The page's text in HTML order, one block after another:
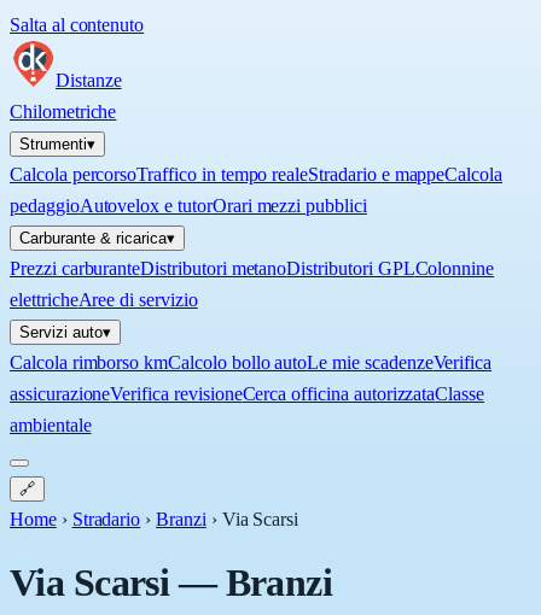
Salta al contenuto
Distanze
Chilometriche
Strumenti▾
Calcola percorsoTraffico in tempo realeStradario e mappeCalcola
pedaggioAutovelox e tutorOrari mezzi pubblici
Carburante & ricarica▾
Prezzi carburanteDistributori metanoDistributori GPLColonnine
elettricheAree di servizio
Servizi auto▾
Calcola rimborso kmCalcolo bollo autoLe mie scadenzeVerifica
assicurazioneVerifica revisioneCerca officina autorizzataClasse
ambientale
🔗
Home › Stradario › Branzi › Via Scarsi
Via Scarsi—Branzi